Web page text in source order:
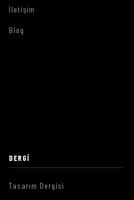
İletişim
Blog
DERGI
Tasarım Dergisi